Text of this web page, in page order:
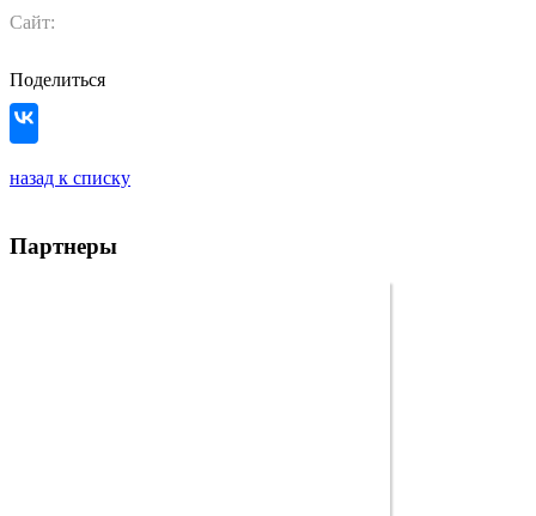
Сайт:
Поделиться
назад к списку
Партнеры